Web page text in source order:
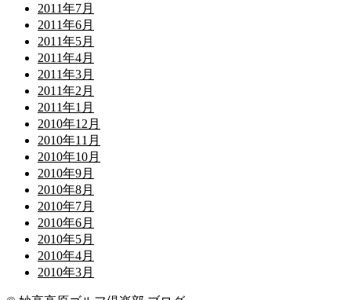
2011年7月
2011年6月
2011年5月
2011年4月
2011年3月
2011年2月
2011年1月
2010年12月
2010年11月
2010年10月
2010年9月
2010年8月
2010年7月
2010年6月
2010年5月
2010年4月
2010年3月